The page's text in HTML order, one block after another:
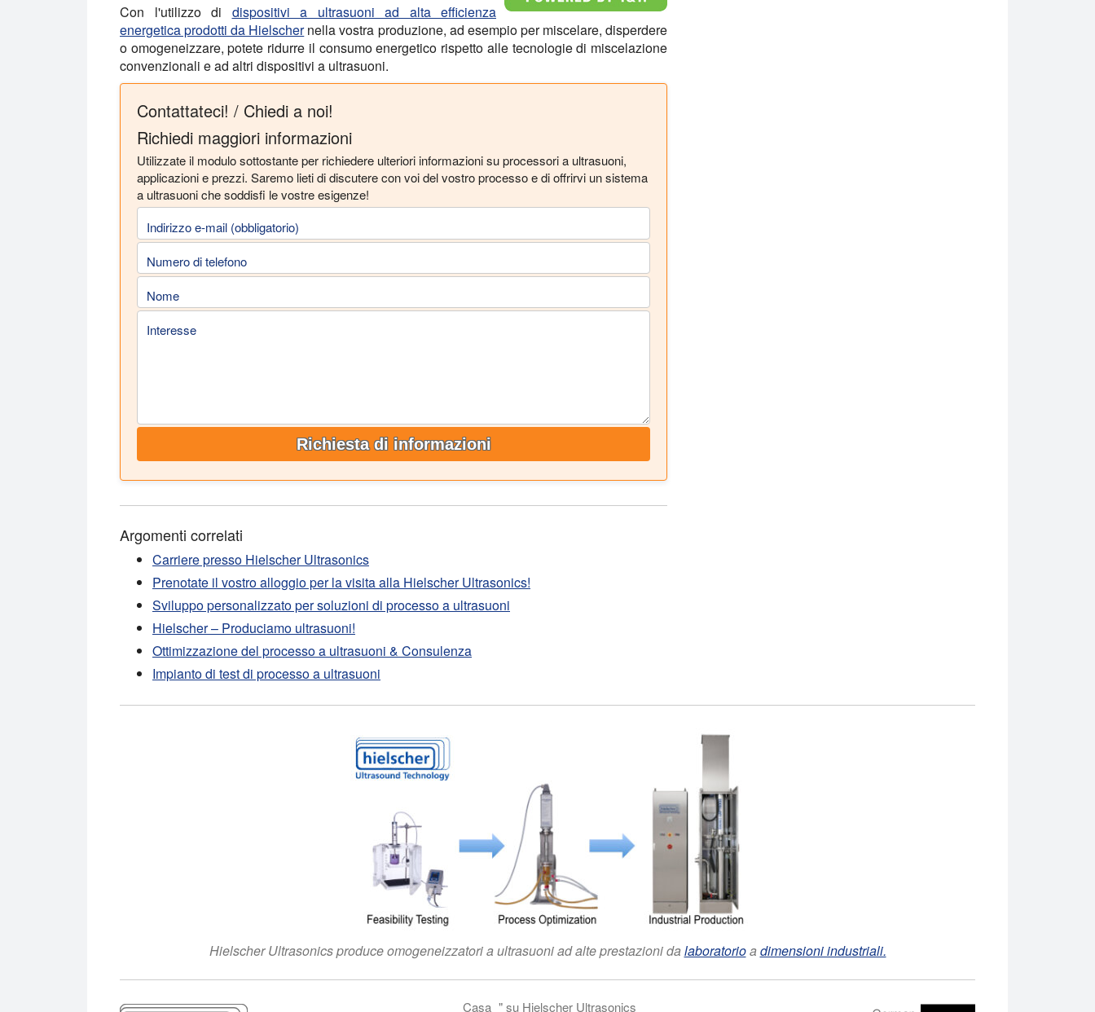
Con l'utilizzo di dispositivi a ultrasuoni ad alta efficienza
energetica prodotti da Hielschernella vostra produzione, ad esempio per miscelare, disperdere
o omogeneizzare, potete ridurre il consumo energetico rispetto alle tecnologie di miscelazione
convenzionali e ad altri dispositivi a ultrasuoni.
Contattateci! / Chiedi a noi!
Richiedi maggiori informazioni
Utilizzate il modulo sottostante per richiedere ulteriori informazioni su processori a ultrasuoni,
applicazioni e prezzi. Saremo lieti di discutere con voi del vostro processo e di offrirvi un sistema
a ultrasuoni che soddisfi le vostre esigenze!
Indirizzo e-mail (obbligatorio)
Numero di telefono
Nome
Interesse
Richiesta di informazioni
Argomenti correlati
Carriere presso Hielscher Ultrasonics
Prenotate il vostro alloggio per la visita alla Hielscher Ultrasonics!
Sviluppo personalizzato per soluzioni di processo a ultrasuoni
Hielscher – Produciamo ultrasuoni!
Ottimizzazione del processo a ultrasuoni & Consulenza
Impianto di test di processo a ultrasuoni
Hielscher Ultrasonics produce omogeneizzatori a ultrasuoni ad alte prestazioni dalaboratorioadimensioni industriali.
Casa "su Hielscher Ultrasonics